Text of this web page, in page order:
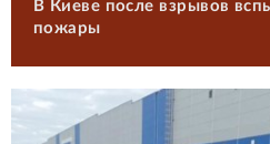
В Киеве после взрывов
пожары